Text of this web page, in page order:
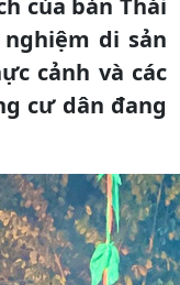
của bản Thái
di sản
cảnh và các
cư dân đang